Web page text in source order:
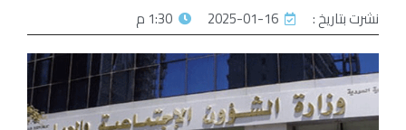
نشرت بتاريخ : 2025-01-16 1:30 م